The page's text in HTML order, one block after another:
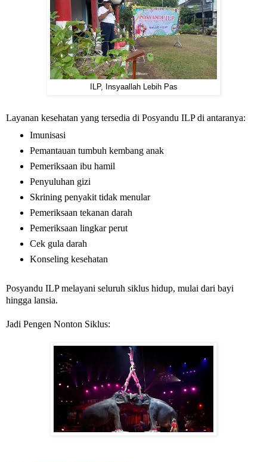
ILP, Insyaallah Lebih Pas
Layanan kesehatan yang tersedia di Posyandu ILP di antaranya:
Imunisasi
Pemantauan tumbuh kembang anak
Pemeriksaan ibu hamil
Penyuluhan gizi
Skrining penyakit tidak menular
Pemeriksaan tekanan darah
Pemeriksaan lingkar perut
Cek gula darah
Konseling kesehatan
Posyandu ILP melayani seluruh siklus hidup, mulai dari bayi
hingga lansia.
Jadi Pengen Nonton Siklus: